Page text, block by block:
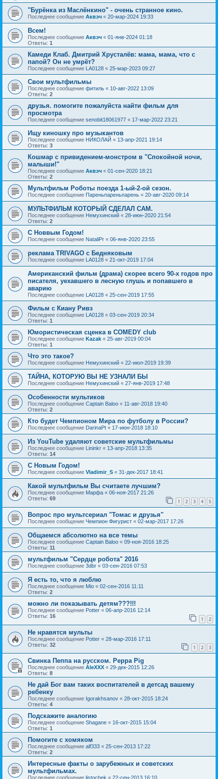
"Бурёнка из Маслёнкино" - очень странное кино.
Последнее сообщение Аквэч « 20-мар-2024 19:33
Всем!
Последнее сообщение Аквэч « 01-янв-2024 01:18
Ответы: 1
Камеди Клаб. Дмитрий Хрусталёв: мама, мама, что с
папой? Он не умрёт?
Последнее сообщение LA0128 « 25-мар-2023 09:27
Свои мультфильмы
Последнее сообщение фитиль « 10-авг-2022 13:09
Ответы: 2
друзья. помогите пожалуйста найти фильм для
просмотра
Последнее сообщение senobit18061977 « 17-мар-2022 23:21
Ищу киношку про музыкантов
Последнее сообщение НИКОЛАЙ « 13-апр-2021 19:14
Ответы: 3
Кошмар с привидением-монстром в "Спокойной ночи,
малыши!"
Последнее сообщение Аквэч « 01-сен-2020 18:21
Ответы: 2
Мультфильм Роботы поезда 1-ый-2-ой сезон.
Последнее сообщение Пареньпареньпарень « 20-авг-2020 09:14
МУЛЬТФИЛЬМ КОТОРЫЙ СДЕЛАЛ САМ.
Последнее сообщение Немухинский « 28-июн-2020 21:54
Ответы: 2
С Новвым Годом!
Последнее сообщение NataliPr « 06-янв-2020 23:55
реклама TRIVAGO с Бедняковым
Последнее сообщение LA0128 « 21-окт-2019 17:04
Американский фильм (драма) скорее всего 90-х годов про
писателя, уехавшего в лесную глушь и попавшего в
аварию
Последнее сообщение LA0128 « 25-сен-2019 17:55
Фильм с Киану Ривз
Последнее сообщение LA0128 « 03-сен-2019 20:34
Ответы: 1
Юмористическая сценка в COMEDY club
Последнее сообщение Kazak « 25-авг-2019 00:04
Ответы: 1
Что это такое?
Последнее сообщение Немухинский « 22-июл-2019 19:39
ТАЙНА, КОТОРУЮ ВЫ НЕ УЗНАЛИ БЫ
Последнее сообщение Немухинский « 27-янв-2019 17:48
Особенности мультиков
Последнее сообщение Captain Baloo « 11-авг-2018 19:40
Ответы: 2
Кто будет Чемпионом Мира по футболу в России?
Последнее сообщение DarinaPt « 17-июн-2018 18:10
Из YouTube удаляют советские мультфильмы
Последнее сообщение Lininkr « 13-апр-2018 13:35
Ответы: 14
С Новым Годом!
Последнее сообщение Vladimir_S « 31-дек-2017 18:41
Какой мультфильм Вы считаете лучшим?
Последнее сообщение Марфа « 06-ноя-2017 21:26
Ответы: 69 1 2 3 4 5
Вопрос про мультсериал "Томас и друзья"
Последнее сообщение Чемпион Фигурист « 02-мар-2017 17:26
Общаемся абсолютно на все темы
Последнее сообщение Captain Baloo « 09-ноя-2016 18:25
Ответы: 11
мультфильм "Сердце робота" 2016
Последнее сообщение 3dbr « 03-сен-2016 07:53
Я есть то, что я люблю
Последнее сообщение Mio « 02-сен-2016 11:11
Ответы: 2
можно ли показывать детям???!!!
Последнее сообщение Potter « 06-апр-2016 12:14
Ответы: 16 1 2
Не нравятся мульты
Последнее сообщение Potter « 28-мар-2016 17:11
Ответы: 32 1 2 3
Свинка Пеппа на русском. Peppa Pig
Последнее сообщение AleXXX « 29-дек-2015 12:26
Ответы: 8
Не дай Бог вам таких воспитателей в детсад вашему
ребенку
Последнее сообщение Igorakhsanov « 28-окт-2015 18:24
Ответы: 4
Подскажите аналогию
Последнее сообщение Shagane « 16-окт-2015 15:04
Ответы: 1
Помогите с хомяком
Последнее сообщение alf333 « 25-сен-2013 17:22
Ответы: 2
Интересные факты о зарубежных и советских
мультфильмах.
Последнее сообщение listochek « 22-сен-2013 16:10